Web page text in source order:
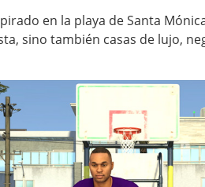
en la playa de Santa
sino también casas de lujo,